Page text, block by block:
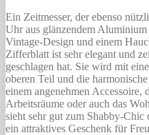
Ein Zeitmesser, der ebenso
Uhr aus glänzendem
Vintage-Design und einem
Zifferblatt ist sehr elegant und
geschlagen hat. Sie wird mit
oberen Teil und die
einem angenehmen Accessoire,
Arbeitsräume oder auch das
sieht sehr gut zum Shabby-Chic
ein attraktives Geschenk für